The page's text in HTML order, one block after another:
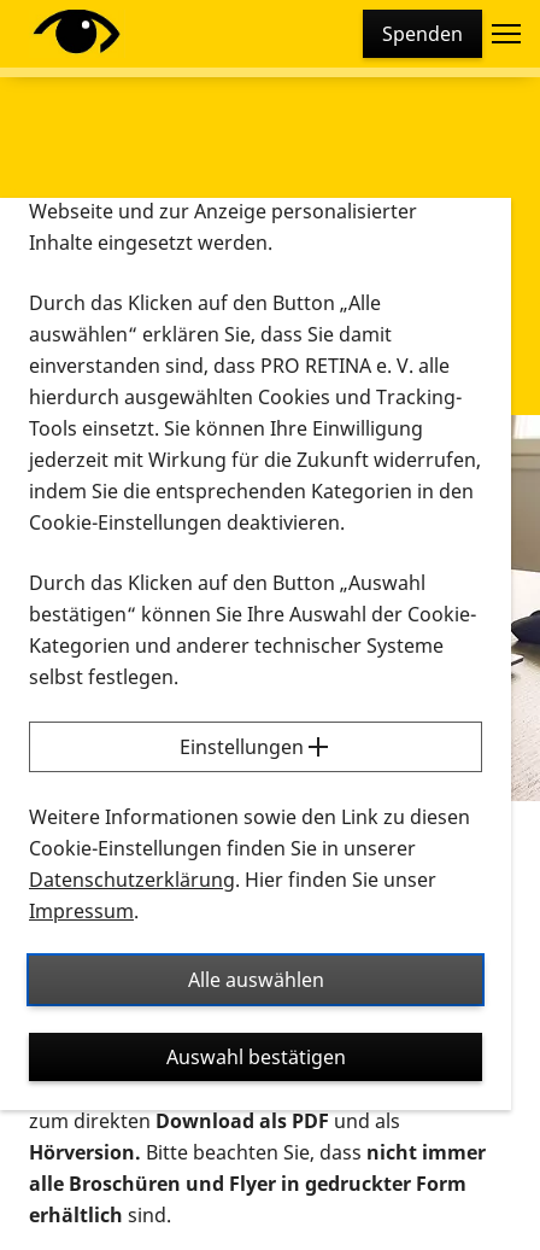
Spenden
Infomaterial
Infomaterial
Vorlesen
Alle Infomaterialien in verschiedenen
Formaten an einem Ort
Sie möchten wissen, wie Sie nach Infonmaterial
suchen und dieses bestellen bzw. herunterladen
können? Schauen Sie sich dieErklärvideos zum
Thema Infomaterial auf der PRO RETINA-Website
für blinde und sehbehinderte Menschen an.
Auf dieser Seite finden Sie sämtliches Infomaterial
Ort. Nutzen Sie den Formatfilter, um ausschließlich
nach Flyern und Broschüren, Audios oder Videos zu
suchen. Die meisten Flyer und Broschüren werden in
verschiedenen Formaten angeboten: zur
postalischen Bestellung als gedruckte Variante
zum direktenDownload als PDFund als
Hörversion. Bitte beachten Sie, dass nicht immer
alle Broschüren und Flyer in gedruckter Form
erhältlich sind.
Diese Webseite setzt verschiedene Cookies und
Tracking-Tools ein. Dies beinhaltet Cookies und
Webseite und zur Anzeige personalisierter
Inhalte eingesetzt werden.
Durch das Klicken auf den Button „Alle
auswählen“ erklären Sie, dass Sie damit
einverstanden sind, dass PRO RETINA e. V. alle
hierdurch ausgewählten Cookies und Tracking-
Tools einsetzt. Sie können Ihre Einwilligung
jederzeit mit Wirkung für die Zukunft widerrufen,
indem Sie die entsprechenden Kategorien in den
Cookie-Einstellungen deaktivieren.
Durch das Klicken auf den Button „Auswahl
bestätigen“ können Sie Ihre Auswahl der Cookie-
Kategorien und anderer technischer Systeme
selbst festlegen.
Einstellungen
Weitere Informationen sowie den Link zu diesen
Cookie-Einstellungen finden Sie in unserer
Datenschutzerklärung. Hier finden Sie unser
Impressum.
Alle auswählen
Auswahl bestätigen